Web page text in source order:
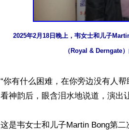
2025年2月18日晚上，韦女士和儿子
（Royal & Derngate
“你有什么困难，在你旁边没有人
看神韵后，眼含泪水地说道，演出
这是韦女士和儿子Martin Bong第